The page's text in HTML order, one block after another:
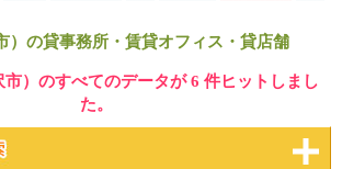
の貸事務所・賃貸オフィス・貸店舗
）のすべてのデータが 6 件ヒットしまし
た。